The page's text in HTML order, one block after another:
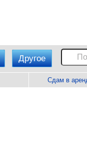
Другое
Сдам в